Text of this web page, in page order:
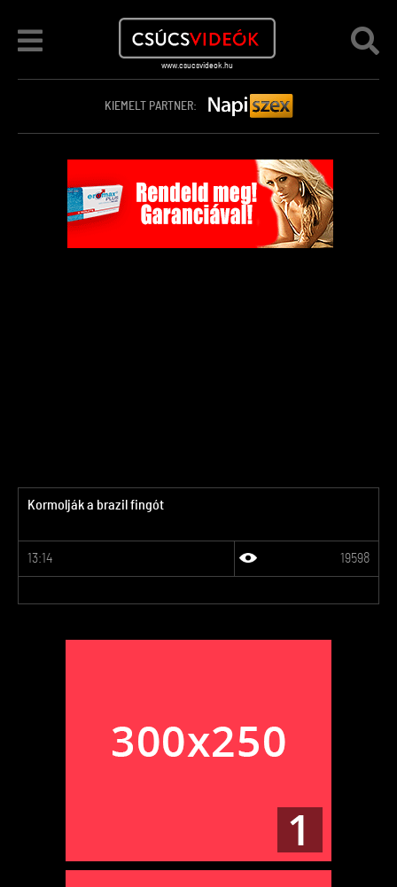
KIEMELT PARTNER:
Kormolják a brazil fingót
13:14 19598